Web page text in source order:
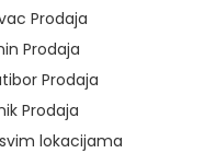
Prodaja
Prodaja
Prodaja
Prodaja
lokacijama